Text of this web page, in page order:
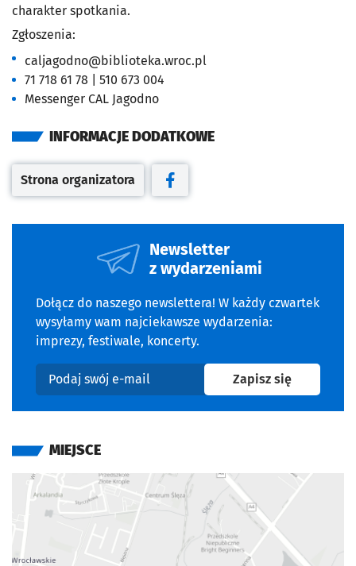
charakter spotkania.
Zgłoszenia:
caljagodno@biblioteka.wroc.pl
71 718 61 78 | 510 673 004
Messenger CAL Jagodno
INFORMACJE DODATKOWE
Otwiera się w nowej karcie
Strona organizatora
Otwiera się w nowej karcie
Newsletter
z wydarzeniami
Dołącz do naszego newslettera! W każdy czwartek
wysyłamy wam najciekawsze wydarzenia:
imprezy, festiwale, koncerty.
Podaj swój e-mail
Zapisz sięna
MIEJSCE